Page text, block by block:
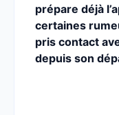
prépare déjà
certaines
pris contact
depuis son